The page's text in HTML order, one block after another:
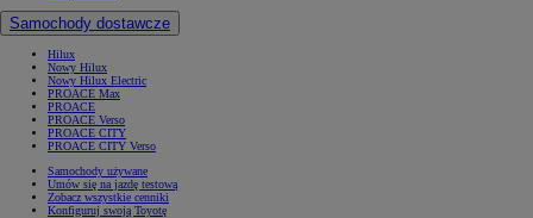
Samochody dostawcze
Hilux
Nowy Hilux
Nowy Hilux Electric
PROACE Max
PROACE
PROACE Verso
PROACE CITY
PROACE CITY Verso
Samochody używane
Umów się na jazdę testową
Zobacz wszystkie cenniki
Konfiguruj swoją Toyotę